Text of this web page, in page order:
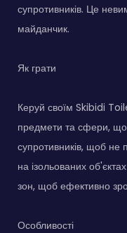
супротивників. Це
майданчик.
Як грати
Керуй своїм Skibidi
предмети та сфери,
супротивників, щоб не
на ізольованих
зон, щоб ефективно
Особливості